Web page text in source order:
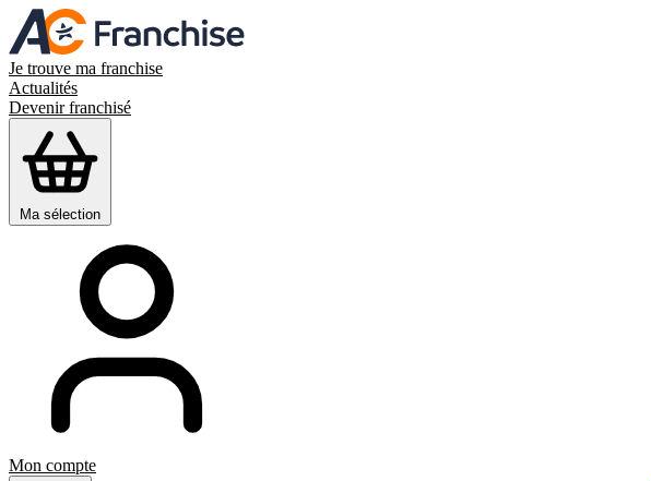
Je trouve ma franchise
Actualités
Devenir franchisé
Ma sélection
Mon compte